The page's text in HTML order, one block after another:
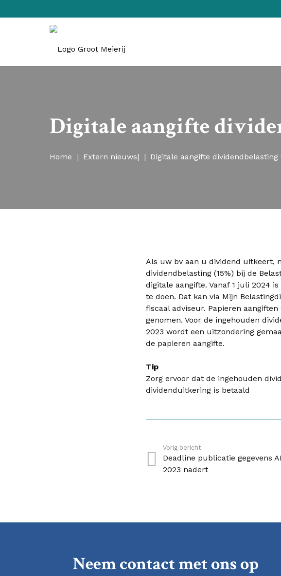
Digitale aangifte
Home | Extern nieuws| | Digitale aangifte
Als uw bv aan u dividend uitkeert,
dividendbelasting (15%) bij de
digitale aangifte. Vanaf 1 juli 2024
te doen. Dat kan via Mijn
fiscaal adviseur. Papieren
genomen. Voor de ingehouden
2023 wordt een uitzondering
de papieren aangifte.
Tip
Zorg ervoor dat de ingehouden
dividenduitkering is betaald
Vorig bericht
Deadline publicatie gegevens
2023 nadert
Neem contact met ons op